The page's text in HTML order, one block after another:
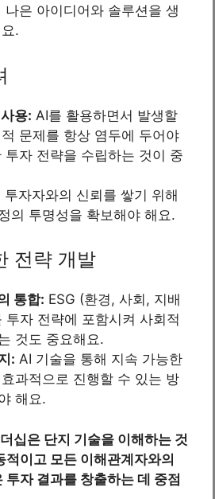
나은 아이디어와 솔루션을 생
.
용: AI를 활용하면서 발생할
문제를 항상 염두에 두어야
투자 전략을 수립하는 것이 중
투자자와의 신뢰를 쌓기 위해
의 투명성을 확보해야 해요.
전략 개발
통합: ESG (환경, 사회, 지배
투자 전략에 포함시켜 사회적
것도 중요해요.
: AI 기술을 통해 지속 가능한
과적으로 진행할 수 있는 방
해요.
십은 단지 기술을 이해하는 것
적이고 모든 이해관계자와의
투자 결과를 창출하는 데 중점